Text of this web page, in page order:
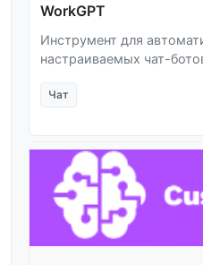
WorkGPT
Инструмент для
настраиваемых чат-
Чат